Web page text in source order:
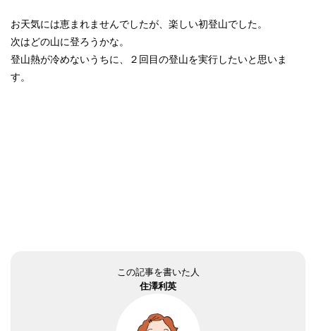
お天気には恵まれませんでしたが、楽しい初登山でした。
次はどの山に登ろうかな。
登山熱が冷めないうちに、２回目の登山を実行したいと思いま
す。
この記事を書いた人
住澤利英